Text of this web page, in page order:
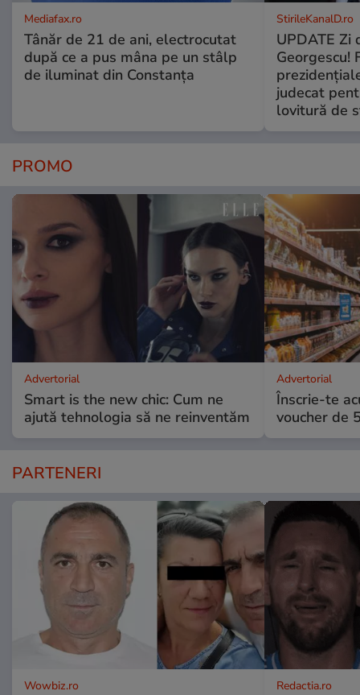
Mediafax.ro
Tânăr de 21 de ani, electrocutat
după ce a pus mâna pe un stâlp
de iluminat din Constanța
StirileKanalD.ro
UPDATE Zi
Georgescu!
judecat
lovitură de
PROMO
Advertorial
Smart is the new chic: Cum ne
ajută tehnologia să ne reinventăm
Advertorial
Înscrie-te
voucher de
PARTENERI
Wowbiz.ro Redactia.ro